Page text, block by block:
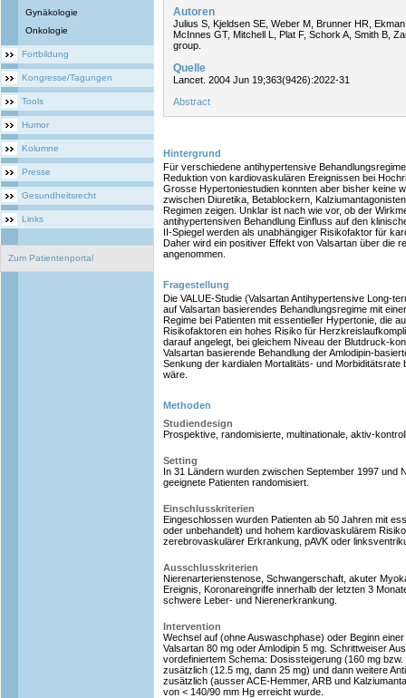
Gynäkologie
Onkologie
Fortbildung
Kongresse/Tagungen
Tools
Humor
Kolumne
Presse
Gesundheitsrecht
Links
Zum Patientenportal
Autoren
Julius S, Kjeldsen SE, Weber M, Brunner HR,
McInnes GT, Mitchell L, Plat F, Schork A, Smith B,
group.
Quelle
Lancet. 2004 Jun 19;363(9426):2022-31
Abstract
Hintergrund
Für verschiedene antihypertensive
Reduktion von kardiovaskulären Ereignissen bei
Grosse Hypertoniestudien konnten aber bisher keine
zwischen Diuretika, Betablockern,
Regimen zeigen. Unklar ist nach wie vor, ob der
antihypertensiven Behandlung Einfluss auf den
II-Spiegel werden als unabhängiger Risikofaktor für
Daher wird ein positiver Effekt von Valsartan über die
angenommen.
Fragestellung
Die VALUE-Studie (Valsartan Antihypertensive Long-
auf Valsartan basierendes Behandlungsregime mit
Regime bei Patienten mit essentieller Hypertonie, die
Risikofaktoren ein hohes Risiko für
darauf angelegt, bei gleichem Niveau der Blutdruck-
Valsartan basierende Behandlung der Amlodipin-
Senkung der kardialen Mortalitäts- und Morbiditätsrate
wäre.
Methoden
Studiendesign
Prospektive, randomisierte, multinationale, aktiv-
Setting
In 31 Ländern wurden zwischen September 1997 und
geeignete Patienten randomisiert.
Einschlusskriterien
Eingeschlossen wurden Patienten ab 50 Jahren mit
oder unbehandelt) und hohem kardiovaskulärem
zerebrovaskulärer Erkrankung, pAVK oder
Ausschlusskriterien
Nierenarterienstenose, Schwangerschaft, akuter
Ereignis, Koronareingriffe innerhalb der letzten 3
schwere Leber- und Nierenerkrankung.
Intervention
Wechsel auf (ohne Auswaschphase) oder Beginn
Valsartan 80 mg oder Amlodipin 5 mg. Schrittweiser
vordefiniertem Schema: Dosissteigerung (160 mg
zusätzlich (12.5 mg, dann 25 mg) und dann weitere
zusätzlich (ausser ACE-Hemmer, ARB und
von < 140/90 mm Hg erreicht wurde.